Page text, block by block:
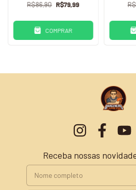
R$86,90 R$79,99
COMPRAR
Receba nossas